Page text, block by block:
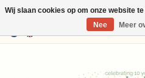
Wij slaan cookies op om onze website
Nee
Meer